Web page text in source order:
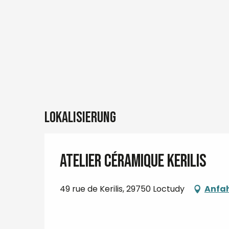
Lokalisierung
Atelier céramique Kerilis
49 rue de Kerilis, 29750 Loctudy